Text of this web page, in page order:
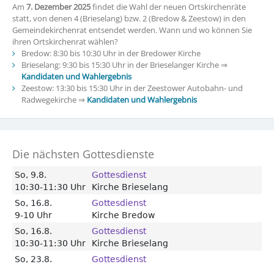
Am 7. Dezember 2025findet die Wahl der neuen Ortskirchenräte
statt, von denen 4 (Brieselang) bzw. 2 (Bredow & Zeestow) in den
Gemeindekirchenrat entsendet werden. Wann und wo können Sie
ihren Ortskirchenrat wählen?
Bredow: 8:30 bis 10:30 Uhr in der Bredower Kirche
Brieselang: 9:30 bis 15:30 Uhr in der Brieselanger Kirche ⇒
Kandidaten und Wahlergebnis
Zeestow: 13:30 bis 15:30 Uhr in der Zeestower Autobahn- und
Radwegekirche ⇒ Kandidaten und Wahlergebnis
Die nächsten Gottesdienste